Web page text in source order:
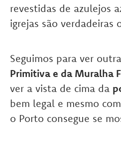
revestidas de azulejos
igrejas são verdadeiras
Seguimos para ver
Primitiva e da Muralha
ver a vista de cima da
bem legal e mesmo
o Porto consegue se